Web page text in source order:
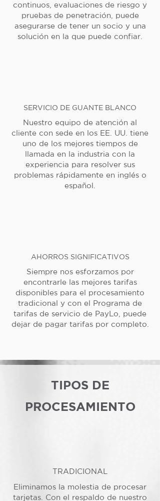
continuos, evaluaciones de riesgo y
pruebas de penetración, puede
asegurarse de tener un socio y una
solución en la que puede confiar.
SERVICIO DE GUANTE BLANCO
Nuestro equipo de atención al
cliente con sede en los EE. UU. tiene
uno de los mejores tiempos de
llamada en la industria con la
experiencia para resolver sus
problemas rápidamente en inglés o
español.
AHORROS SIGNIFICATIVOS
Siempre nos esforzamos por
encontrarle las mejores tarifas
disponibles para el procesamiento
tradicional y con el Programa de
tarifas de servicio de PayLo, puede
dejar de pagar tarifas por completo.
TIPOS DE
PROCESAMIENTO
TRADICIONAL
Eliminamos la molestia de procesar
tarjetas. Con el respaldo de nuestro